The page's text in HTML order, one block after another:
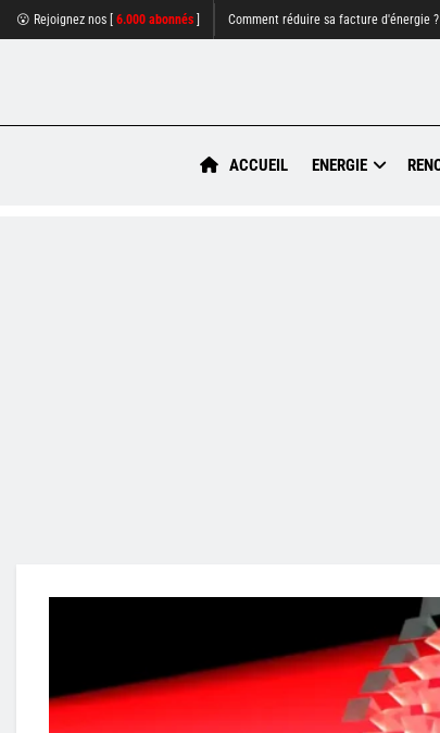
😮 Rejoignez nos [ 6.000 abonnés Comment réduire sa facture d'énergie ? [
ACCUEIL ENERGIE